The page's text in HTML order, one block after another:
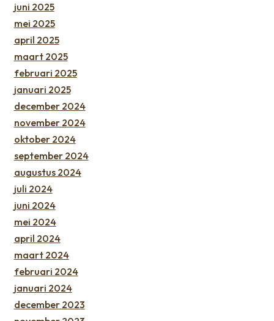
juni 2025
mei 2025
april 2025
maart 2025
februari 2025
januari 2025
december 2024
november 2024
oktober 2024
september 2024
augustus 2024
juli 2024
juni 2024
mei 2024
april 2024
maart 2024
februari 2024
januari 2024
december 2023